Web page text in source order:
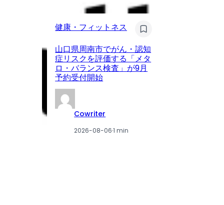
健康・フィットネス
山口県周南市でがん・認知
症リスクを評価する「メタ
ロ・バランス検査」が9月
予約受付開始
Cowriter
2026-08-06·1 min